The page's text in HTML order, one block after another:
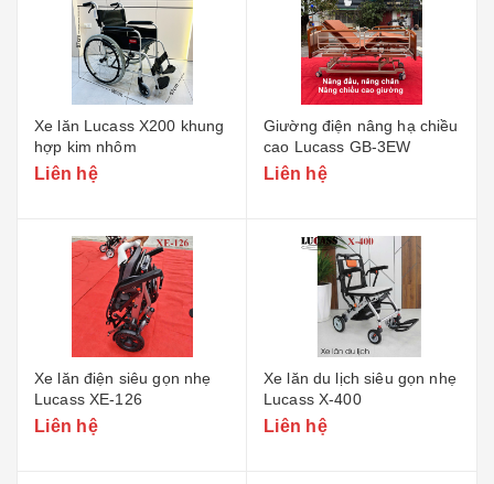
Xe lăn Lucass X200 khung
hợp kim nhôm
Liên hệ
Giường điện nâng hạ chiều
cao Lucass GB-3EW
Liên hệ
Xe lăn điện siêu gọn nhẹ
Lucass XE-126
Liên hệ
Xe lăn du lịch siêu gọn nhẹ
Lucass X-400
Liên hệ